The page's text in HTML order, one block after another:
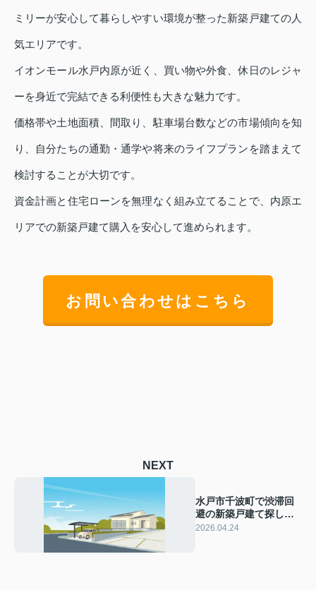
ミリーが安心して暮らしやすい環境が整った新築戸建ての人
気エリアです。
イオンモール水戸内原が近く、買い物や外食、休日のレジャ
ーを身近で完結できる利便性も大きな魅力です。
価格帯や土地面積、間取り、駐車場台数などの市場傾向を知
り、自分たちの通勤・通学や将来のライフプランを踏まえて
検討することが大切です。
資金計画と住宅ローンを無理なく組み立てることで、内原エ
リアでの新築戸建て購入を安心して進められます。
お問い合わせはこちら
NEXT
水戸市千波町で渋滞回
避の新築戸建て探し
方！住宅ローン審査に
2026.04.24